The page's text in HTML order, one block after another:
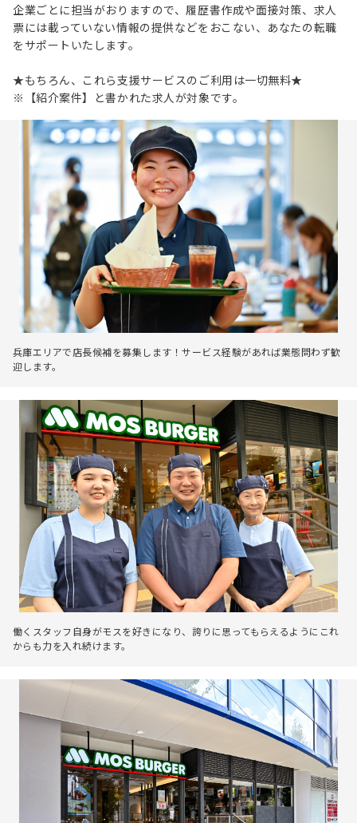
企業ごとに担当がおりますので、履歴書作成や面接対策、求人
票には載っていない情報の提供などをおこない、あなたの転職
をサポートいたします。
★もちろん、これら支援サービスのご利用は一切無料★
※【紹介案件】と書かれた求人が対象です。
兵庫エリアで店長候補を募集します！サービス経験があれば業態問わず歓
迎します。
働くスタッフ自身がモスを好きになり、誇りに思ってもらえるようにこれ
からも力を入れ続けます。